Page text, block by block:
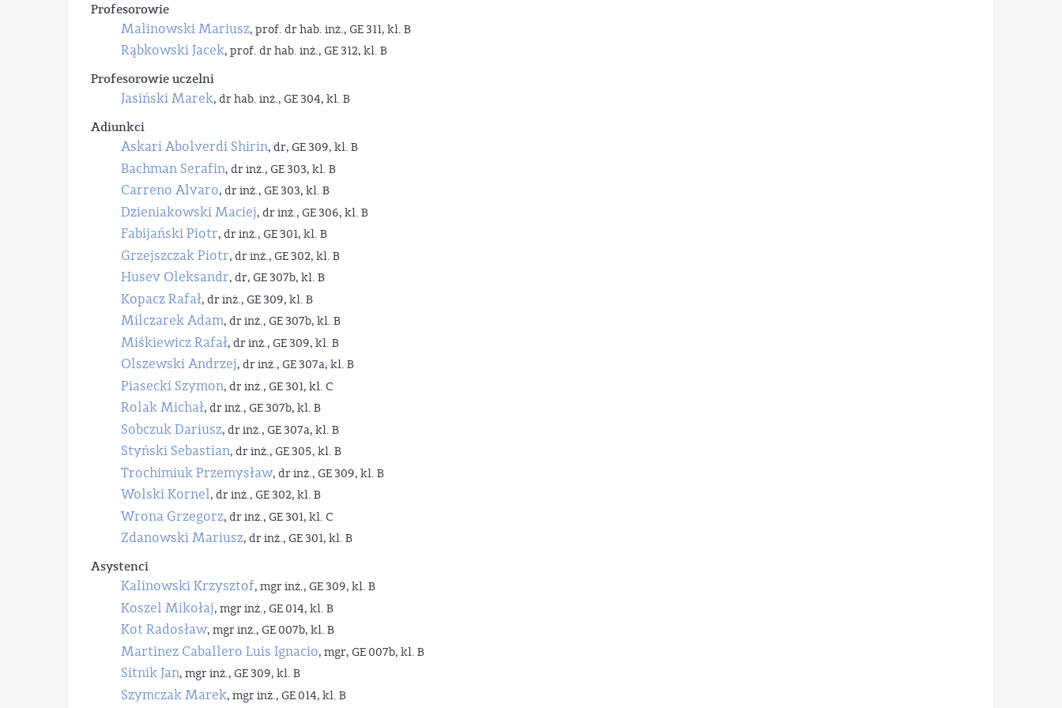
Profesorowie
Malinowski Mariusz, prof. dr hab. inż., GE 311, kl. B
Rąbkowski Jacek, prof. dr hab. inż., GE 312, kl. B
Profesorowie uczelni
Jasiński Marek, dr hab. inż., GE 304, kl. B
Adiunkci
Askari Abolverdi Shirin, dr, GE 309, kl. B
Bachman Serafin, dr inż., GE 303, kl. B
Carreno Alvaro, dr inż., GE 303, kl. B
Dzieniakowski Maciej, dr inż., GE 306, kl. B
Fabijański Piotr, dr inż., GE 301, kl. B
Grzejszczak Piotr, dr inż., GE 302, kl. B
Husev Oleksandr, dr, GE 307b, kl. B
Kopacz Rafał, dr inż., GE 309, kl. B
Milczarek Adam, dr inż., GE 307b, kl. B
Miśkiewicz Rafał, dr inż., GE 309, kl. B
Olszewski Andrzej, dr inż., GE 307a, kl. B
Piasecki Szymon, dr inż., GE 301, kl. C
Rolak Michał, dr inż., GE 307b, kl. B
Sobczuk Dariusz, dr inż., GE 307a, kl. B
Styński Sebastian, dr inż., GE 305, kl. B
Trochimiuk Przemysław, dr inż., GE 309, kl. B
Wolski Kornel, dr inż., GE 302, kl. B
Wrona Grzegorz, dr inż., GE 301, kl. C
Zdanowski Mariusz, dr inż., GE 301, kl. B
Asystenci
Kalinowski Krzysztof, mgr inż., GE 309, kl. B
Koszel Mikołaj, mgr inż., GE 014, kl. B
Kot Radosław, mgr inż., GE 007b, kl. B
Martinez Caballero Luis Ignacio, mgr, GE 007b, kl. B
Sitnik Jan, mgr inż., GE 309, kl. B
Szymczak Marek, mgr inż., GE 014, kl. B